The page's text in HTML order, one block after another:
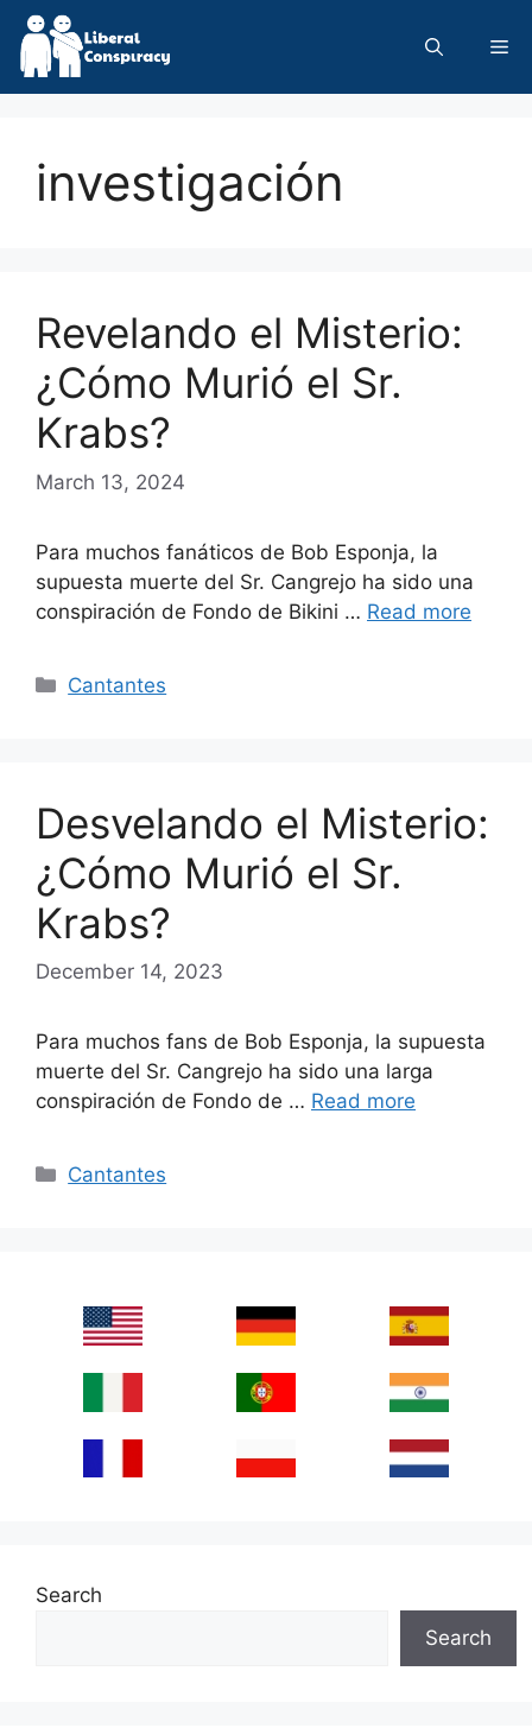
Skip
content
investigación
Revelando el Misterio:
¿Cómo Murió el Sr.
Krabs?
March 13, 2024
Para muchos fanáticos de Bob Esponja, la
supuesta muerte del Sr. Cangrejo ha sido una
conspiración de Fondo de Bikini … Read more
Categories
Cantantes
Desvelando el Misterio:
¿Cómo Murió el Sr.
Krabs?
December 14, 2023
Para muchos fans de Bob Esponja, la supuesta
muerte del Sr. Cangrejo ha sido una larga
conspiración de Fondo de … Read more
Categories
Cantantes
Search
Search